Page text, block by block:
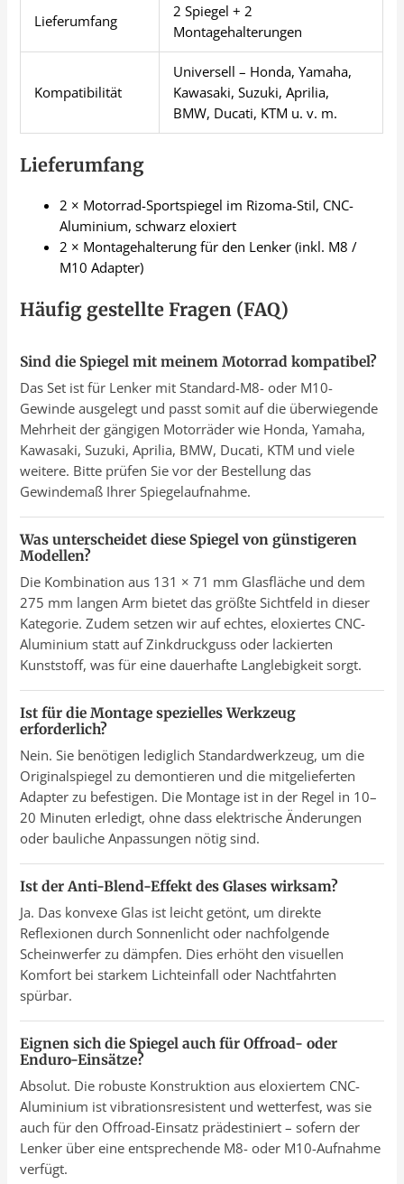
Lieferumfang
2 Spiegel + 2
Montagehalterungen
Kompatibilität
Universell – Honda, Yamaha,
Kawasaki, Suzuki, Aprilia,
BMW, Ducati, KTM u. v. m.
Lieferumfang
2 × Motorrad-Sportspiegel im Rizoma-Stil, CNC-
Aluminium, schwarz eloxiert
2 × Montagehalterung für den Lenker (inkl. M8 /
M10 Adapter)
Häufig gestellte Fragen (FAQ)
Sind die Spiegel mit meinem Motorrad kompatibel?
Das Set ist für Lenker mit Standard-M8- oder M10-
Gewinde ausgelegt und passt somit auf die überwiegende
Mehrheit der gängigen Motorräder wie Honda, Yamaha,
Kawasaki, Suzuki, Aprilia, BMW, Ducati, KTM und viele
weitere. Bitte prüfen Sie vor der Bestellung das
Gewindemaß Ihrer Spiegelaufnahme.
Was unterscheidet diese Spiegel von günstigeren
Modellen?
Die Kombination aus 131 × 71 mm Glasfläche und dem
275 mm langen Arm bietet das größte Sichtfeld in dieser
Kategorie. Zudem setzen wir auf echtes, eloxiertes CNC-
Aluminium statt auf Zinkdruckguss oder lackierten
Kunststoff, was für eine dauerhafte Langlebigkeit sorgt.
Ist für die Montage spezielles Werkzeug
erforderlich?
Nein. Sie benötigen lediglich Standardwerkzeug, um die
Originalspiegel zu demontieren und die mitgelieferten
Adapter zu befestigen. Die Montage ist in der Regel in 10–
20 Minuten erledigt, ohne dass elektrische Änderungen
oder bauliche Anpassungen nötig sind.
Ist der Anti-Blend-Effekt des Glases wirksam?
Ja. Das konvexe Glas ist leicht getönt, um direkte
Reflexionen durch Sonnenlicht oder nachfolgende
Scheinwerfer zu dämpfen. Dies erhöht den visuellen
Komfort bei starkem Lichteinfall oder Nachtfahrten
spürbar.
Eignen sich die Spiegel auch für Offroad- oder
Enduro-Einsätze?
Absolut. Die robuste Konstruktion aus eloxiertem CNC-
Aluminium ist vibrationsresistent und wetterfest, was sie
auch für den Offroad-Einsatz prädestiniert – sofern der
Lenker über eine entsprechende M8- oder M10-Aufnahme
verfügt.